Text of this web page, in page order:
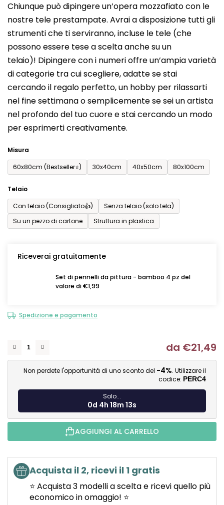
Chiunque può dipingere un’opera mozzafiato con le
nostre tele prestampate. Avrai a disposizione tutti gli
strumenti che ti serviranno, incluse le tele (che
possono essere tese a scelta anche su un
telaio)! Dipingere con i numeri offre un’ampia varietà
di categorie tra cui scegliere, adatte se stai
cercando il regalo perfetto, un hobby per rilassarti
nel fine settimana o semplicemente se sei un artista
nel profondo del tuo cuore e stai cercando un modo
per esprimerti creativamente.
Misura
60x80cm (Bestseller⭐)
30x40cm 40x50cm 80x100cm
Telaio
Con telaio (Consigliato👍)
Senza telaio (solo tela)
Su un pezzo di cartone
Struttura in plastica
Riceverai gratuitamente
Set di pennelli da pittura - bamboo 4 pz del
valore di €1,99
Spedizione e pagamento
da €21,49
Non perdete l'opportunità di uno sconto del -4%. Utilizzare il
codice: PERC4
Solo...
0d 4h 18m 12s
AGGIUNGI AL CARRELLO
Acquista il 2, ricevi il 1 gratis
⭐ Acquista 3 modelli a scelta e ricevi quello più
economico in omaggio! ⭐
prodotto
è
0,0
su
5
stelle.